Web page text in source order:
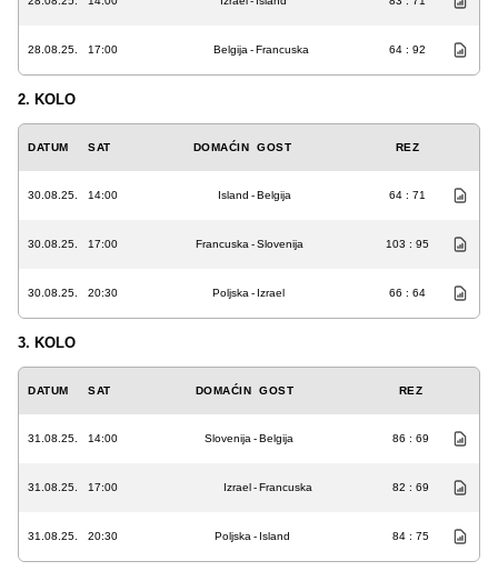
28.08.25. 17:00 Belgija -Francuska 64 : 92
2. KOLO
DATUM SAT DOMAĆIN GOST REZ
30.08.25. 14:00 Island -Belgija 64 : 71
30.08.25. 17:00 Francuska -Slovenija 103 : 95
30.08.25. 20:30 Poljska - Izrael 66 : 64
3. KOLO
DATUM SAT DOMAĆIN GOST REZ
31.08.25. 14:00 Slovenija -Belgija 86 : 69
31.08.25. 17:00 Izrael-Francuska 82 : 69
31.08.25. 20:30 Poljska - Island 84 : 75